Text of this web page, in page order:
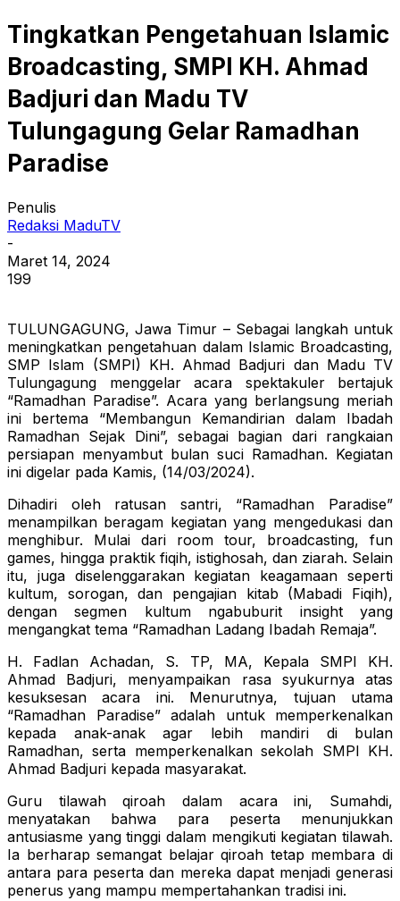
Tingkatkan Pengetahuan Islamic
Broadcasting, SMPI KH. Ahmad
Badjuri dan Madu TV
Tulungagung Gelar Ramadhan
Paradise
Penulis
Redaksi MaduTV
-
Maret 14, 2024
199
TULUNGAGUNG, Jawa Timur – Sebagai langkah untuk
meningkatkan pengetahuan dalam Islamic Broadcasting,
SMP Islam (SMPI) KH. Ahmad Badjuri dan Madu TV
Tulungagung menggelar acara spektakuler bertajuk
“Ramadhan Paradise”. Acara yang berlangsung meriah
ini bertema “Membangun Kemandirian dalam Ibadah
Ramadhan Sejak Dini”, sebagai bagian dari rangkaian
persiapan menyambut bulan suci Ramadhan. Kegiatan
ini digelar pada Kamis, (14/03/2024).
Dihadiri oleh ratusan santri, “Ramadhan Paradise”
menampilkan beragam kegiatan yang mengedukasi dan
menghibur. Mulai dari room tour, broadcasting, fun
games, hingga praktik fiqih, istighosah, dan ziarah. Selain
itu, juga diselenggarakan kegiatan keagamaan seperti
kultum, sorogan, dan pengajian kitab (Mabadi Fiqih),
dengan segmen kultum ngabuburit insight yang
mengangkat tema “Ramadhan Ladang Ibadah Remaja”.
H. Fadlan Achadan, S. TP, MA, Kepala SMPI KH.
Ahmad Badjuri, menyampaikan rasa syukurnya atas
kesuksesan acara ini. Menurutnya, tujuan utama
“Ramadhan Paradise” adalah untuk memperkenalkan
kepada anak-anak agar lebih mandiri di bulan
Ramadhan, serta memperkenalkan sekolah SMPI KH.
Ahmad Badjuri kepada masyarakat.
Guru tilawah qiroah dalam acara ini, Sumahdi,
menyatakan bahwa para peserta menunjukkan
antusiasme yang tinggi dalam mengikuti kegiatan tilawah.
Ia berharap semangat belajar qiroah tetap membara di
antara para peserta dan mereka dapat menjadi generasi
penerus yang mampu mempertahankan tradisi ini.